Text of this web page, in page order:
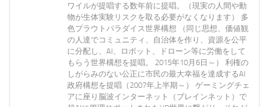
ワイルが提唱する数年前に提唱。（現実の人間や動
物が生体実験リスクを取る必要がなくなります） 多
色プラウトパラダイス世界構想 （同じ思想、価値観
の人達でコミュニティ、自治体を作り、資源を公平
に分配し、AI、ロボット、ドローン等に労働をして
もらう世界構想を提唱。 2015年10月6日～） 利権の
しがらみのない公正に市民の最大幸福を達成するAI
政府構想を提唱（2007年上半期～） ゲーミングチェ
アに座り脳波インターネット（ブレインネット）で